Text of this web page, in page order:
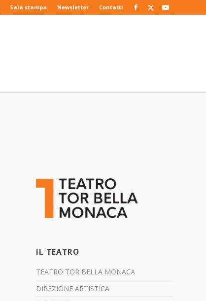
Sala stampa Newsletter Contatti
IL TEATRO
TEATRO TOR BELLA MONACA
DIREZIONE ARTISTICA